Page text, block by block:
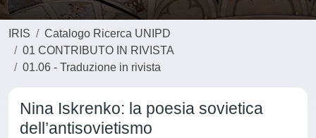
IRIS
Catalogo Ricerca UNIPD
01 CONTRIBUTO IN RIVISTA
01.06 - Traduzione in rivista
Nina Iskrenko: la poesia sovietica
dell’antisovietismo